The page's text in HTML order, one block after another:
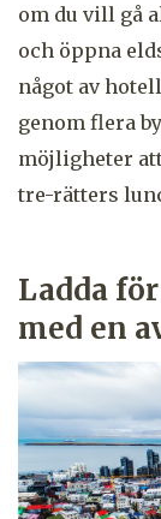
om du vill gå
och öppna
något av
genom flera
möjligheter
tre-rätters
Ladda
med en